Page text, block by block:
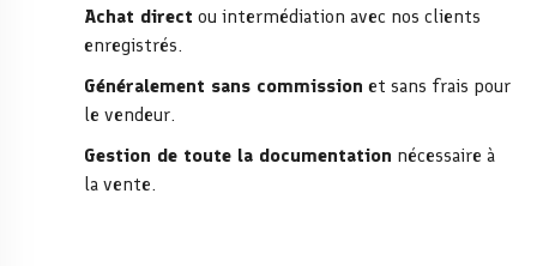
Achat direct ou intermédiation avec nos clients
enregistrés.
Généralement sans commission et sans frais pour
le vendeur.
Gestion de toute la documentation nécessaire à
la vente.